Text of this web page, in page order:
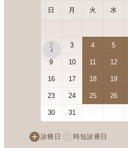
‹
日 月 火 水
2 3 4 5
9 10 11 12
16 17 18 19
23 24 25 26
30 31
診療日 時短診療日